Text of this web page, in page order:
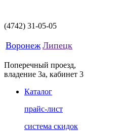
(4742) 31-05-05
Воронеж Липецк
Поперечный проезд,
владение 3а, кабинет 3
Каталог
прайс-лист
система скидок